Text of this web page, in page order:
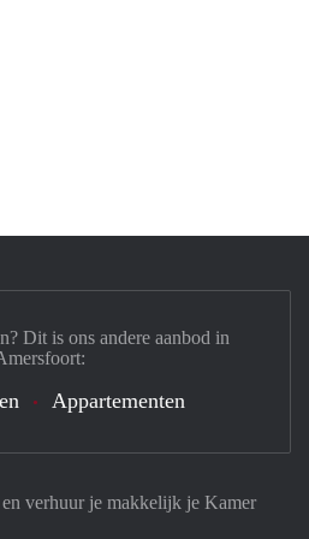
verhuur je makkelijk je Kamer
Dit is ons andere aanbod in
Appartementen